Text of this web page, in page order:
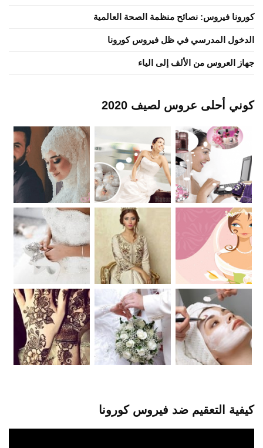
كورونا فيروس: نصائح منظمة الصحة العالمية
الدخول المدرسي في ظل فيروس كورونا
جهاز العروس من الألف إلى الياء
كوني أحلى عروس لصيف 2020
كيفية التعقيم ضد فيروس كورونا